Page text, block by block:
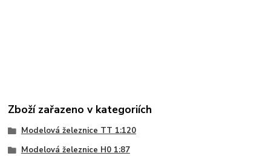
Zboží zařazeno v kategoriích
Modelová železnice TT 1:120
Modelová železnice H0 1:87